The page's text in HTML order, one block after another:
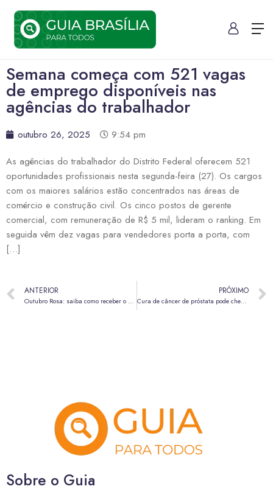
Semana começa com 521 vagas
de emprego disponíveis nas
agências do trabalhador
outubro 26, 2025
9:54 pm
As agências do trabalhador do Distrito Federal oferecem 521
oportunidades profissionais nesta segunda-feira (27). Os cargos
com os maiores salários estão concentrados nas áreas de
comércio e construção civil. Os cinco postos de gerente
comercial, com remuneração de R$ 5 mil, lideram o ranking. Em
seguida vêm dez vagas para vendedores porta a porta, com
[…]
ANTERIOR
Outubro Rosa: saiba como receber o auxílio-doença em tratamento de câncer
PRÓXIMO
Cura de câncer de próstata pode chegar a até 98%, estima urologista da SBU
Sobre o Guia